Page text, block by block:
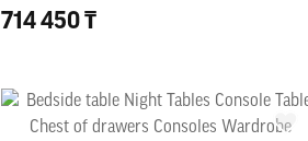
new
714 450 ₸